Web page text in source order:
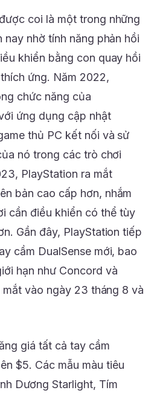
coi là một trong những
nhờ tính năng phản hồi
khiển bằng con quay hồi
ứng. Năm 2022,
chức năng của
ứng dụng cập nhật
thủ PC kết nối và sử
nó trong các trò chơi
PlayStation ra mắt
bản cao cấp hơn, nhắm
cần điều khiển có thể tùy
Gần đây, PlayStation tiếp
cầm DualSense mới, bao
hạn như Concord và
vào ngày 23 tháng 8 và
giá tất cả tay cầm
$5. Các mẫu màu tiêu
Dương Starlight, Tím